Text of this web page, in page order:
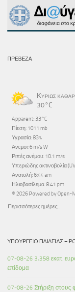
ΠΡΕΒΕΖΑ
Κυρίως
30°C
Apparent: 33°C
Πίεση: 1011 mb
Υγρασία: 83%
Άνεμοι: 6 m/s W
Ριπές ανέμου: 10.1 m/s
Υπεριώδης ακτινοβολία
Ανατολή: 6:44 am
Ηλιοβασίλεμα: 8:41 pm
© 2026 Powered by Open-
Περισσότερες ημέρες...
ΥΠΟΥΡΓΕΊΟ ΠΑΙΔΕΊΑΣ –
07-08-26 3,358 εκατ.
επίδομα
07-08-26 Στήριξη στους